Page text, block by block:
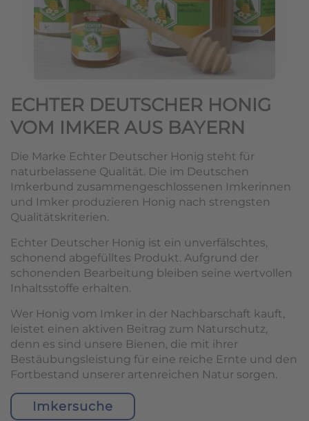
ECHTER DEUTSCHER HONIG
VOM IMKER AUS BAYERN
Die Marke Echter Deutscher Honig steht für
naturbelassene Qualität. Die im Deutschen
Imkerbund zusammengeschlossenen Imkerinnen
und Imker produzieren Honig nach strengsten
Qualitätskriterien.
Echter Deutscher Honig ist ein unverfälschtes,
schonend abgefülltes Produkt. Aufgrund der
schonenden Bearbeitung bleiben seine wertvollen
Inhaltsstoffe erhalten.
Wer Honig vom Imker in der Nachbarschaft kauft,
leistet einen aktiven Beitrag zum Naturschutz,
denn es sind unsere Bienen, die mit ihrer
Bestäubungsleistung für eine reiche Ernte und den
Fortbestand unserer artenreichen Natur sorgen.
Imkersuche